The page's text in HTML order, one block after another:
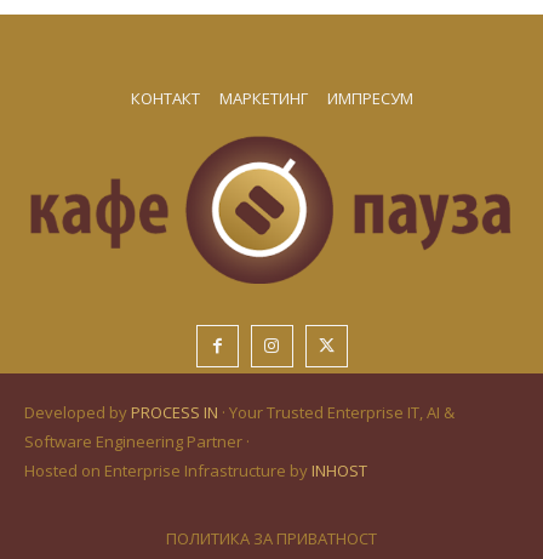
КОНТАКТ МАРКЕТИНГ ИМПРЕСУМ
Developed by PROCESS IN · Your Trusted Enterprise IT, AI &
Software Engineering Partner ·
Hosted on Enterprise Infrastructure by INHOST
ПОЛИТИКА ЗА ПРИВАТНОСТ